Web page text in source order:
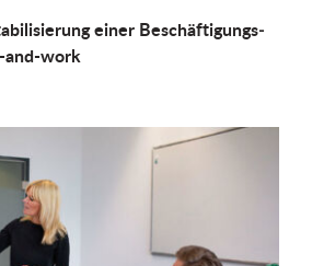
einer Be­schäftigungs­
and-work